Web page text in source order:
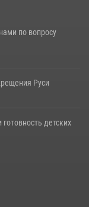
по вопросу
Руси
детских